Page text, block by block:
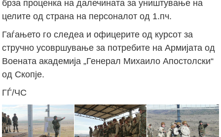
брза проценка на далечината за уништување на
целите од страна на персоналот од 1.пч.
Гаѓањето го следеа и офицерите од курсот за
стручно усовршување за потребите на Армијата од
Воената академија „Генерал Михаило Апостолски“
од Скопје.
ГЃ/ЧС